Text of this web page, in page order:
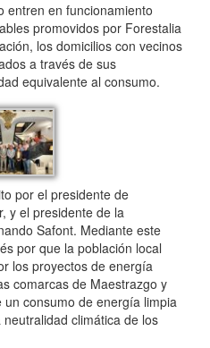
en funcionamiento
promovidos por Forestalia
los domicilios con vecinos
a través de sus
equivalente al consumo.
por el presidente de
y el presidente de la
Safont. Mediante este
por que la población local
los proyectos de energía
comarcas de Maestrazgo y
consumo de energía limpia
climática de los